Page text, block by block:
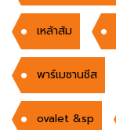
เหล้าส้ม
พาร์เมซานชีส
ovalet &sp